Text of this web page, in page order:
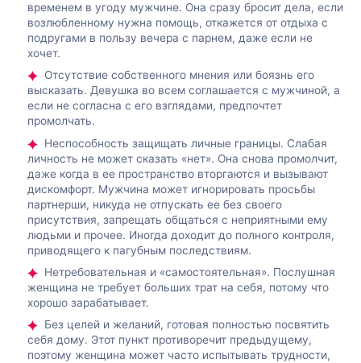
временем в угоду мужчине. Она сразу бросит дела, если
возлюбленному нужна помощь, откажется от отдыха с
подругами в пользу вечера с парнем, даже если не
хочет.
Отсутствие собственного мнения или боязнь его
высказать. Девушка во всем соглашается с мужчиной, а
если не согласна с его взглядами, предпочтет
промолчать.
Неспособность защищать личные границы. Слабая
личность не может сказать «нет». Она снова промолчит,
даже когда в ее пространство вторгаются и вызывают
дискомфорт. Мужчина может игнорировать просьбы
партнерши, никуда не отпускать ее без своего
присутствия, запрещать общаться с неприятными ему
людьми и прочее. Иногда доходит до полного контроля,
приводящего к пагубным последствиям.
Нетребовательная и «самостоятельная». Послушная
женщина не требует больших трат на себя, потому что
хорошо зарабатывает.
Без целей и желаний, готовая полностью посвятить
себя дому. Этот пункт противоречит предыдущему,
поэтому женщина может часто испытывать трудности,